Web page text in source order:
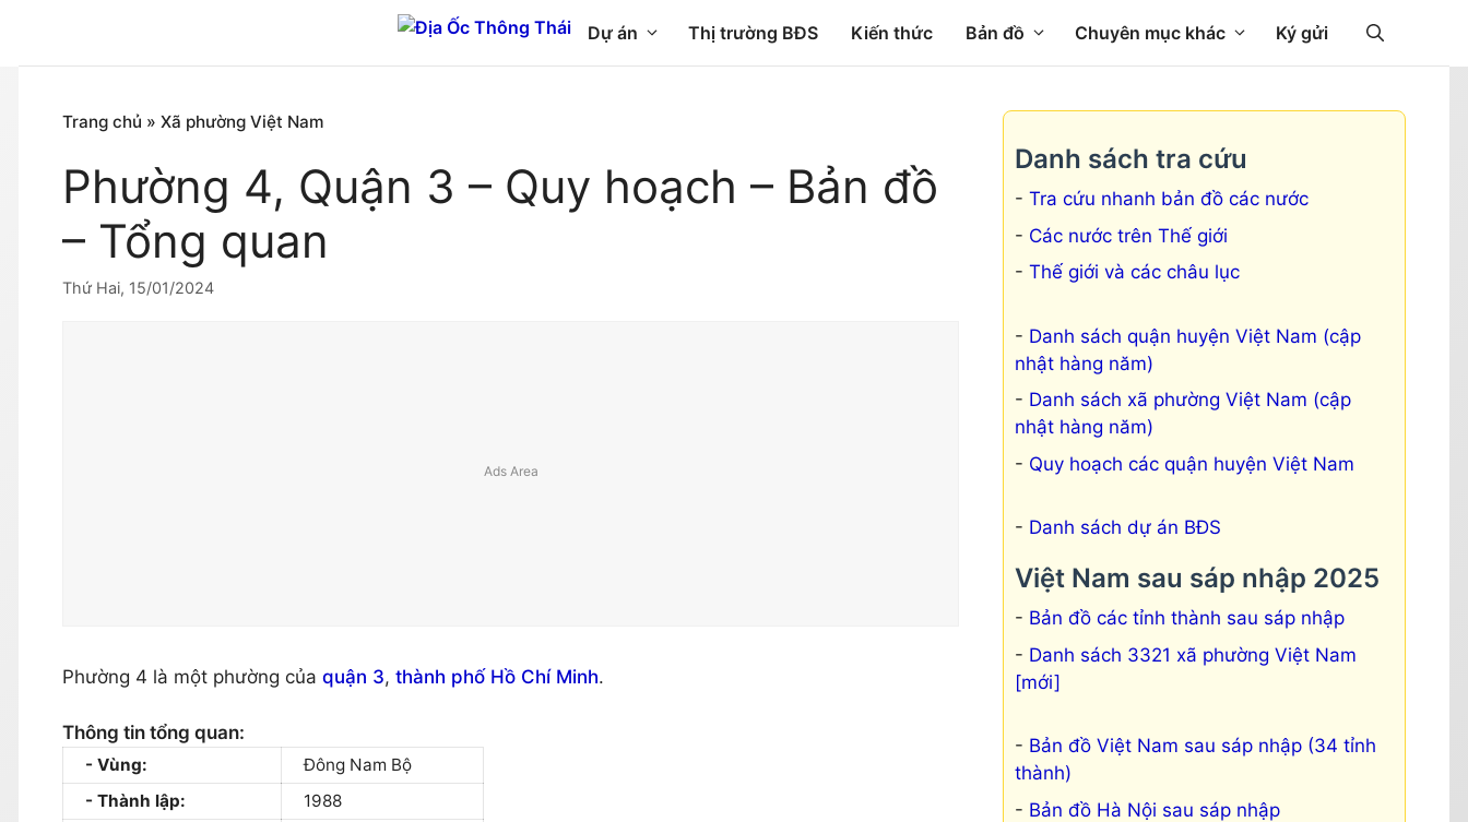
nội
Dự án Thị trường BĐS Kiến thức Bản đồ Chuyên mục khác Ký gửi
Trang chủ » Xã phường Việt Nam
Phường 4, Quận 3 – Quy hoạch – Bản đồ
– Tổng quan
Thứ Hai, 15/01/2024
Phường 4 là một phường của quận 3, thành phố Hồ Chí Minh.
Thông tin tổng quan:
Vùng:
Đông Nam Bộ
Thành lập:
1988
Danh sách tra cứu
Tra cứu nhanh bản đồ các nước
Các nước trên Thế giới
Thế giới và các châu lục
Danh sách quận huyện Việt Nam (cập
nhật hàng năm)
Danh sách xã phường Việt Nam (cập
nhật hàng năm)
Quy hoạch các quận huyện Việt Nam
Danh sách dự án BĐS
Việt Nam sau sáp nhập 2025
Bản đồ các tỉnh thành sau sáp nhập
Danh sách 3321 xã phường Việt Nam
[mới]
Bản đồ Việt Nam sau sáp nhập (34 tỉnh
thành)
Bản đồ Hà Nội sau sáp nhập